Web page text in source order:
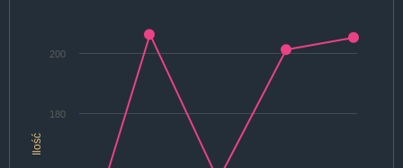
Ilość
180
200